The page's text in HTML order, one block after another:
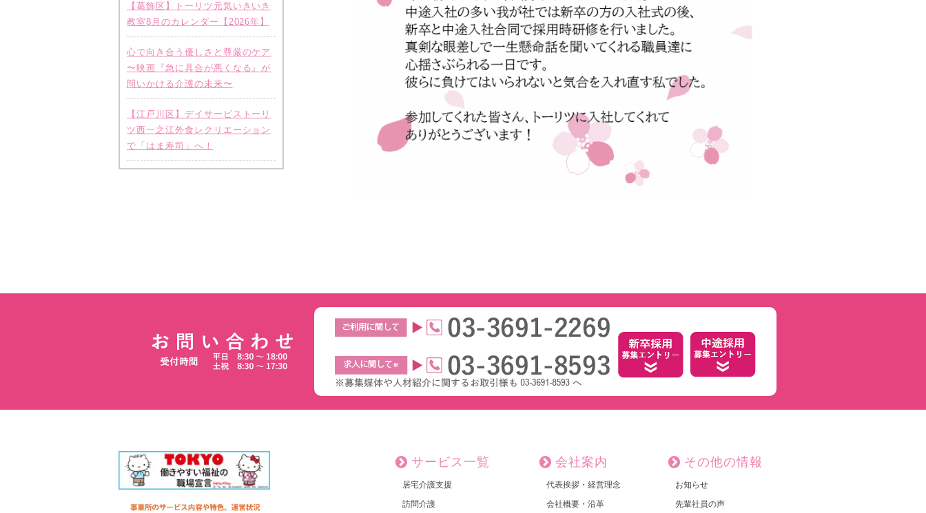
【葛飾区】トーリツ元気いきいき
教室8月のカレンダー【2026年】
心で向き合う優しさと尊厳のケア
〜映画『急に具合が悪くなる』が
問いかける介護の未来〜
【江戸川区】デイサービストーリ
ツ西一之江外食レクリエーション
で「はま寿司」へ！
サービス一覧
居宅介護支援
訪問介護
会社案内
代表挨拶・経営理念
会社概要・沿革
その他の情報
お知らせ
先輩社員の声